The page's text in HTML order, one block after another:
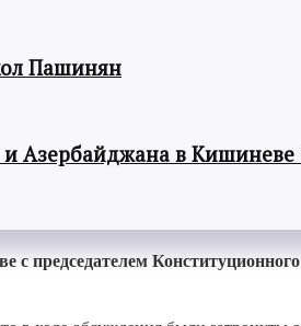
Пашинян
в Кишиневе
председателем